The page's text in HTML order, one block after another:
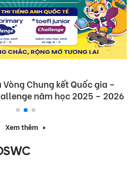
Chung kết Quốc gia –
năm học 2025 – 2026
Xem thêm